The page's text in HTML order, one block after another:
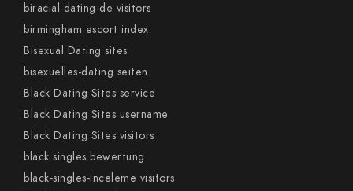
biracial-dating-de visitors
birmingham escort index
Bisexual Dating sites
bisexuelles-dating seiten
Black Dating Sites service
Black Dating Sites username
Black Dating Sites visitors
black singles bewertung
black-singles-inceleme visitors